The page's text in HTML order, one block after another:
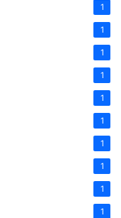
1
1
1
1
1
1
1
1
1
1